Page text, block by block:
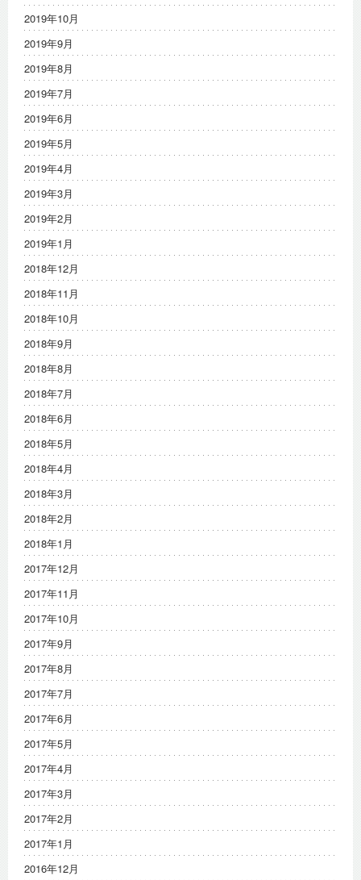
2019年10月
2019年9月
2019年8月
2019年7月
2019年6月
2019年5月
2019年4月
2019年3月
2019年2月
2019年1月
2018年12月
2018年11月
2018年10月
2018年9月
2018年8月
2018年7月
2018年6月
2018年5月
2018年4月
2018年3月
2018年2月
2018年1月
2017年12月
2017年11月
2017年10月
2017年9月
2017年8月
2017年7月
2017年6月
2017年5月
2017年4月
2017年3月
2017年2月
2017年1月
2016年12月